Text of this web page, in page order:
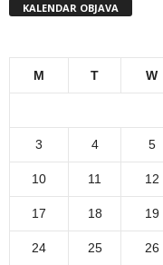
KALENDAR OBJAVA
M T W
3 4 5
10 11 12
17 18 19
24 25 26